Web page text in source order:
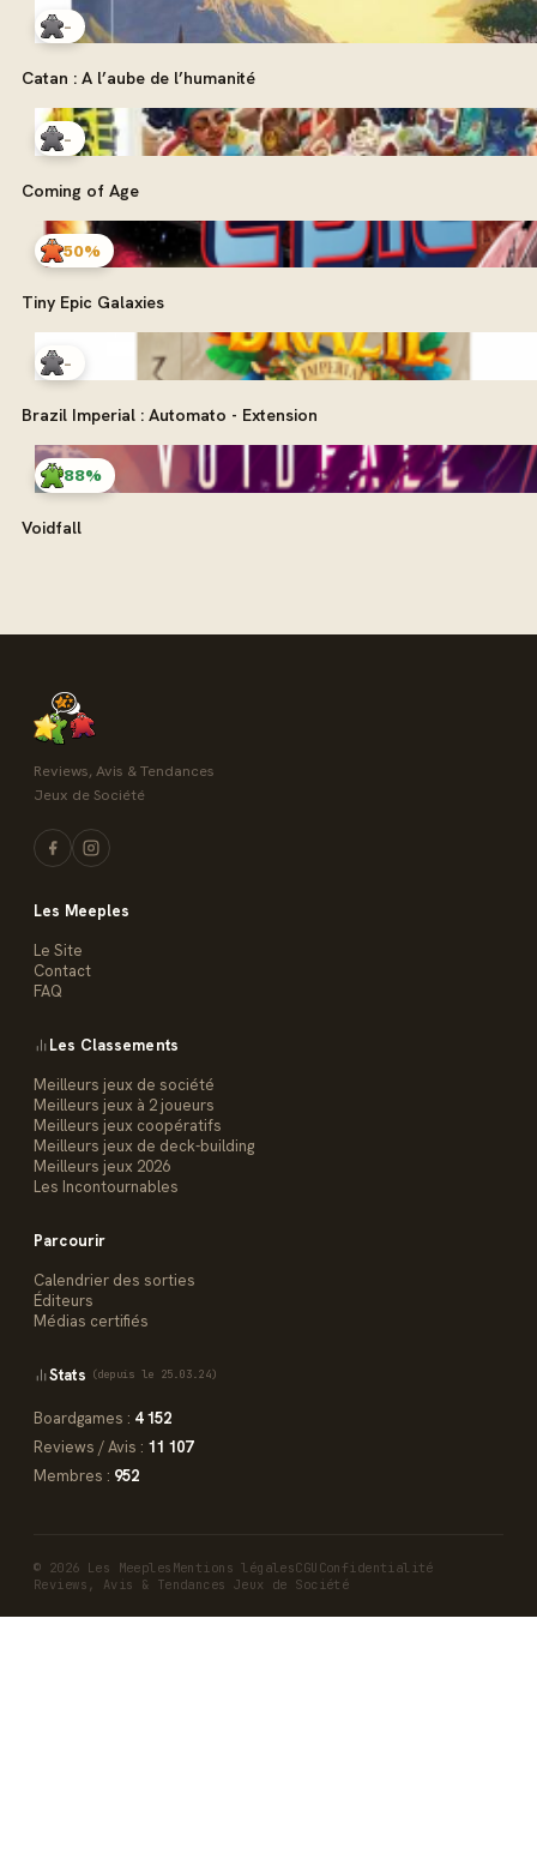
-
Catan : A l’aube de l’humanité
-
Coming of Age
50%
Tiny Epic Galaxies
-
Brazil Imperial : Automato - Extension
88%
Voidfall
Reviews, Avis & Tendances
Jeux de Société
Les Meeples
Le Site
Contact
FAQ
Les Classements
Meilleurs jeux de société
Meilleurs jeux à 2 joueurs
Meilleurs jeux coopératifs
Meilleurs jeux de deck-building
Meilleurs jeux 2026
Les Incontournables
Parcourir
Calendrier des sorties
Éditeurs
Médias certifiés
Stats (depuis le 25.03.24)
Boardgames : 4 152
Reviews / Avis : 11 107
Membres : 952
© 2026 Les Meeples Mentions légalesCGU Confidentialité
Reviews, Avis & Tendances Jeux de Société